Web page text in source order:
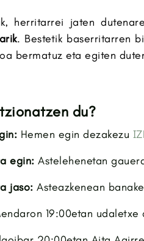
herritarrei jaten
. Bestetik baserritarren
bermatuz eta egiten
du?
Hemen egin dezakezu
egin: Astelehenetan
jaso: Asteazkenean
19:00etan udaletxe